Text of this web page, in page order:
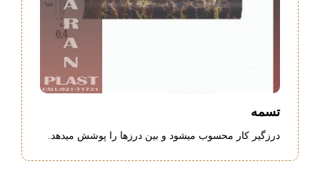
تسمه
درزگیر کار محسوب میشود و بین درزها را پوشش میدهد.